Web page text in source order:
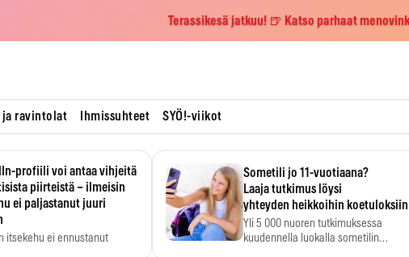
Terassikesä jatkuu! 🍺 Katso parhaat
ja ravintolat Ihmissuhteet SYÖ!-viikot
profiili voi antaa vihjeitä
piirteistä – ilmeisin
ei paljastanut juuri
itsekehu ei ennustanut
Sometili jo 11-vuotiaana?
Laaja tutkimus löysi
yhteyden heikkoihin koetuloksiin
Yli 5 000 nuoren tutkimuksessa
kuudennella luokalla sometilin…